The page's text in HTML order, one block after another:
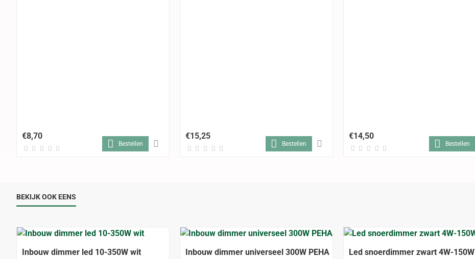
€8,70
Bestellen
€15,25
Bestellen
€14,50
Bestellen
BEKIJK OOK EENS
Inbouw dimmer led 10-350W wit Inbouw dimmer universeel 300W PEHA Led snoerdimmer zwart 4W-150W